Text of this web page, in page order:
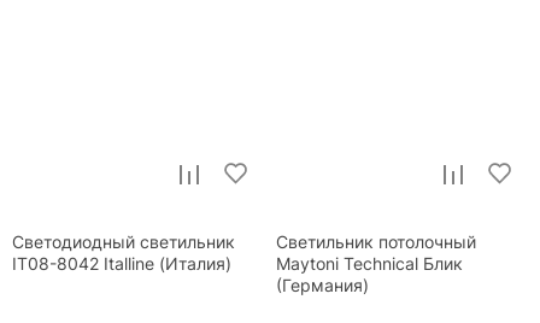
Светодиодный светильник
IT08-8042 Italline (Италия)
Светильник потолочный
Maytoni Technical Блик
(Германия)